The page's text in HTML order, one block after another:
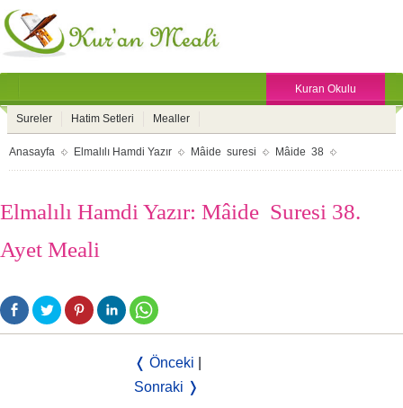
Kuran Okulu
Sureler Hatim Setleri Mealler
Anasayfa Elmalılı Hamdi Yazır Mâide suresi Mâide 38
Elmalılı Hamdi Yazır: Mâide Suresi 38.
Ayet Meali
❬ Önceki
Sonraki ❭